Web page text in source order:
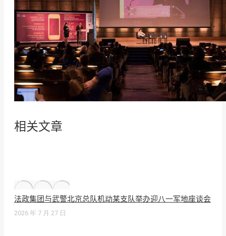
相关文章
法政集团与武警北京总队机动某支队举办迎八一军地座谈会
2026 年 7 月 27 日